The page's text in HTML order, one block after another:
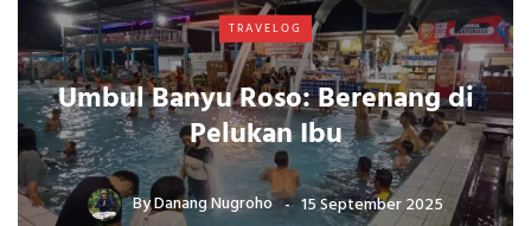
TRAVELOG
Umbul Banyu Roso: Berenang di
Pelukan Ibu
ByDanang Nugroho 15 September 2025